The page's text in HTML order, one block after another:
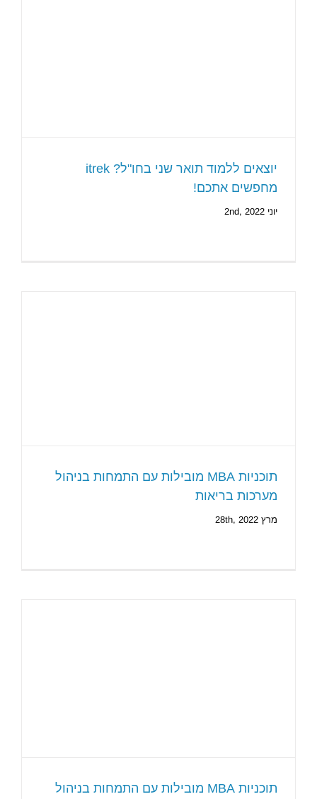
יוצאים ללמוד תואר שני בחו"ל? itrek
מחפשים אתכם!
יוני 2nd, 2022
תוכניות MBA מובילות עם התמחות בניהול
מערכות בריאות
מרץ 28th, 2022
תוכניות MBA מובילות עם התמחות בניהול